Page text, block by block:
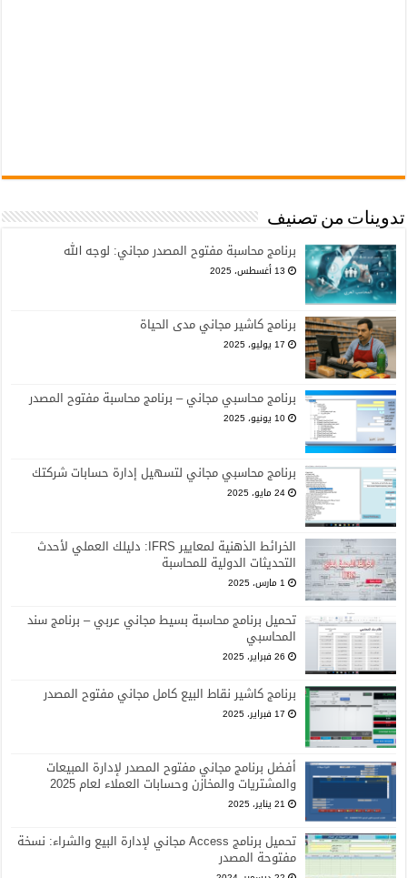
تدوينات من تصنيف
برنامج محاسبة مفتوح المصدر مجاني: لوجه الله
13 أغسطس، 2025
برنامج كاشير مجاني مدى الحياة
17 يوليو، 2025
برنامج محاسبي مجاني – برنامج محاسبة مفتوح المصدر
10 يونيو، 2025
برنامج محاسبي مجاني لتسهيل إدارة حسابات شركتك
24 مايو، 2025
الخرائط الذهنية لمعايير IFRS: دليلك العملي لأحدث
التحديثات الدولية للمحاسبة
1 مارس، 2025
تحميل برنامج محاسبة بسيط مجاني عربي – برنامج سند
المحاسبي
26 فبراير، 2025
برنامج كاشير نقاط البيع كامل مجاني مفتوح المصدر
17 فبراير، 2025
أفضل برنامج مجاني مفتوح المصدر لإدارة المبيعات
والمشتريات والمخازن وحسابات العملاء لعام 2025
21 يناير، 2025
تحميل برنامج Access مجاني لإدارة البيع والشراء: نسخة
مفتوحة المصدر